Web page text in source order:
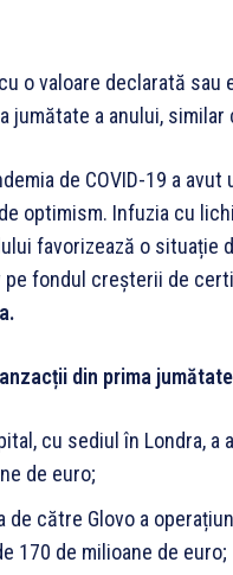
o valoare declarată
jumătate a anului,
de COVID-19 a
optimism. Infuzia cu
favorizează o situație
fondul creșterii de
din prima
cu sediul în Londra, a
de euro;
de către Glovo a
170 de milioane de euro;